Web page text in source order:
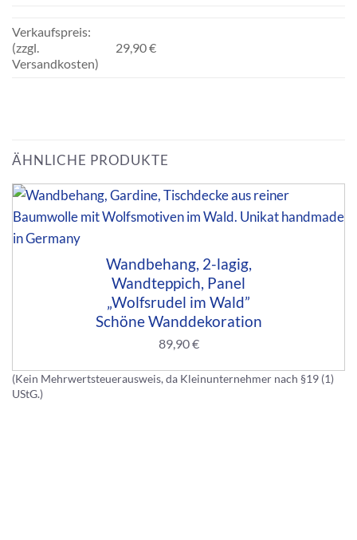
Verkaufspreis:
(zzgl.
Versandkosten)
29,90 €
ÄHNLICHE PRODUKTE
Wandbehang, 2-lagig,
Wandteppich, Panel
„Wolfsrudel im Wald”
Schöne Wanddekoration
89,90€
(Kein Mehrwertsteuerausweis, da Kleinunternehmer nach §19 (1)
UStG.)